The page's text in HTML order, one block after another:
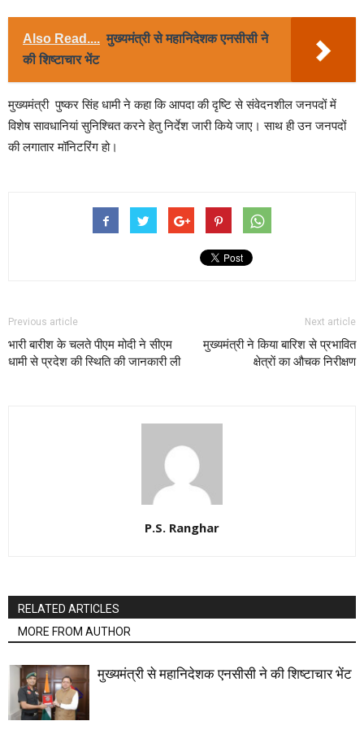
Also Read.... मुख्यमंत्री से महानिदेशक एनसीसी ने
की शिष्टाचार भेंट
मुख्यमंत्री पुष्कर सिंह धामी ने कहा कि आपदा की दृष्टि से संवेदनशील जनपदों में
विशेष सावधानियां सुनिश्चित करने हेतु निर्देश जारी किये जाए। साथ ही उन जनपदों
की लगातार मॉनिटरिंग हो।
Previous article
भारी बारीश के चलते पीएम मोदी ने सीएम
धामी से प्रदेश की स्थिति की जानकारी ली
Next article
मुख्यमंत्री ने किया बारिश से प्रभावित
क्षेत्राें का औचक निरीक्षण
P.S. Ranghar
RELATED ARTICLES
MORE FROM AUTHOR
मुख्यमंत्री से महानिदेशक एनसीसी ने की शिष्टाचार भेंट